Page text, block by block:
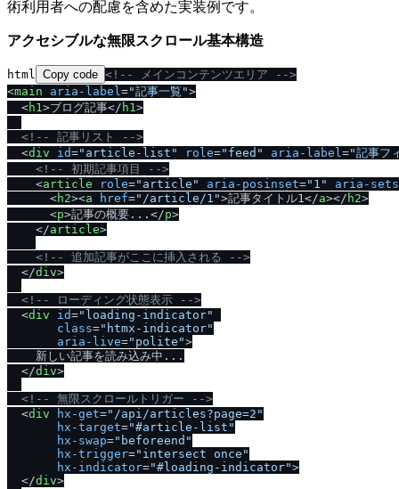
術利用者への配慮を含めた実装例です。
アクセシブルな無限スクロール基本構造
html Copy code <!-- メインコンテンツエリア -->
<main aria-label="記事一覧">
<h1>ブログ記事</ h1>
<!-- 記事リスト -->
<div id="article-list" role="feed" aria-label="記事フ
<!-- 初期記事項目 -->
<article role="article" aria-posinset="1"
aria-
<h2><a href="/article/1">記事タイトル1</a></ h2>
<p>記事の概要... </p>
</article>
<!-- 追加記事がここに挿入される -->
</div>
<!-- ローディング状態表示 -->
<div id="loading-indicator"
class="htmx-indicator"
aria-live="polite">
    新しい記事を読み込み中...
</div>
<!-- 無限スクロールトリガー -->
<div hx-get="/api/articles?page=2"
hx-target="#article-list"
hx-swap="beforeend"
hx-trigger="intersect once"
hx-indicator="#loading-indicator">
</div>